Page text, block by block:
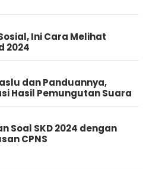
Ini Cara Melihat
2024
dan Panduannya,
Hasil Pemungutan Suara
Soal SKD 2024 dengan
CPNS